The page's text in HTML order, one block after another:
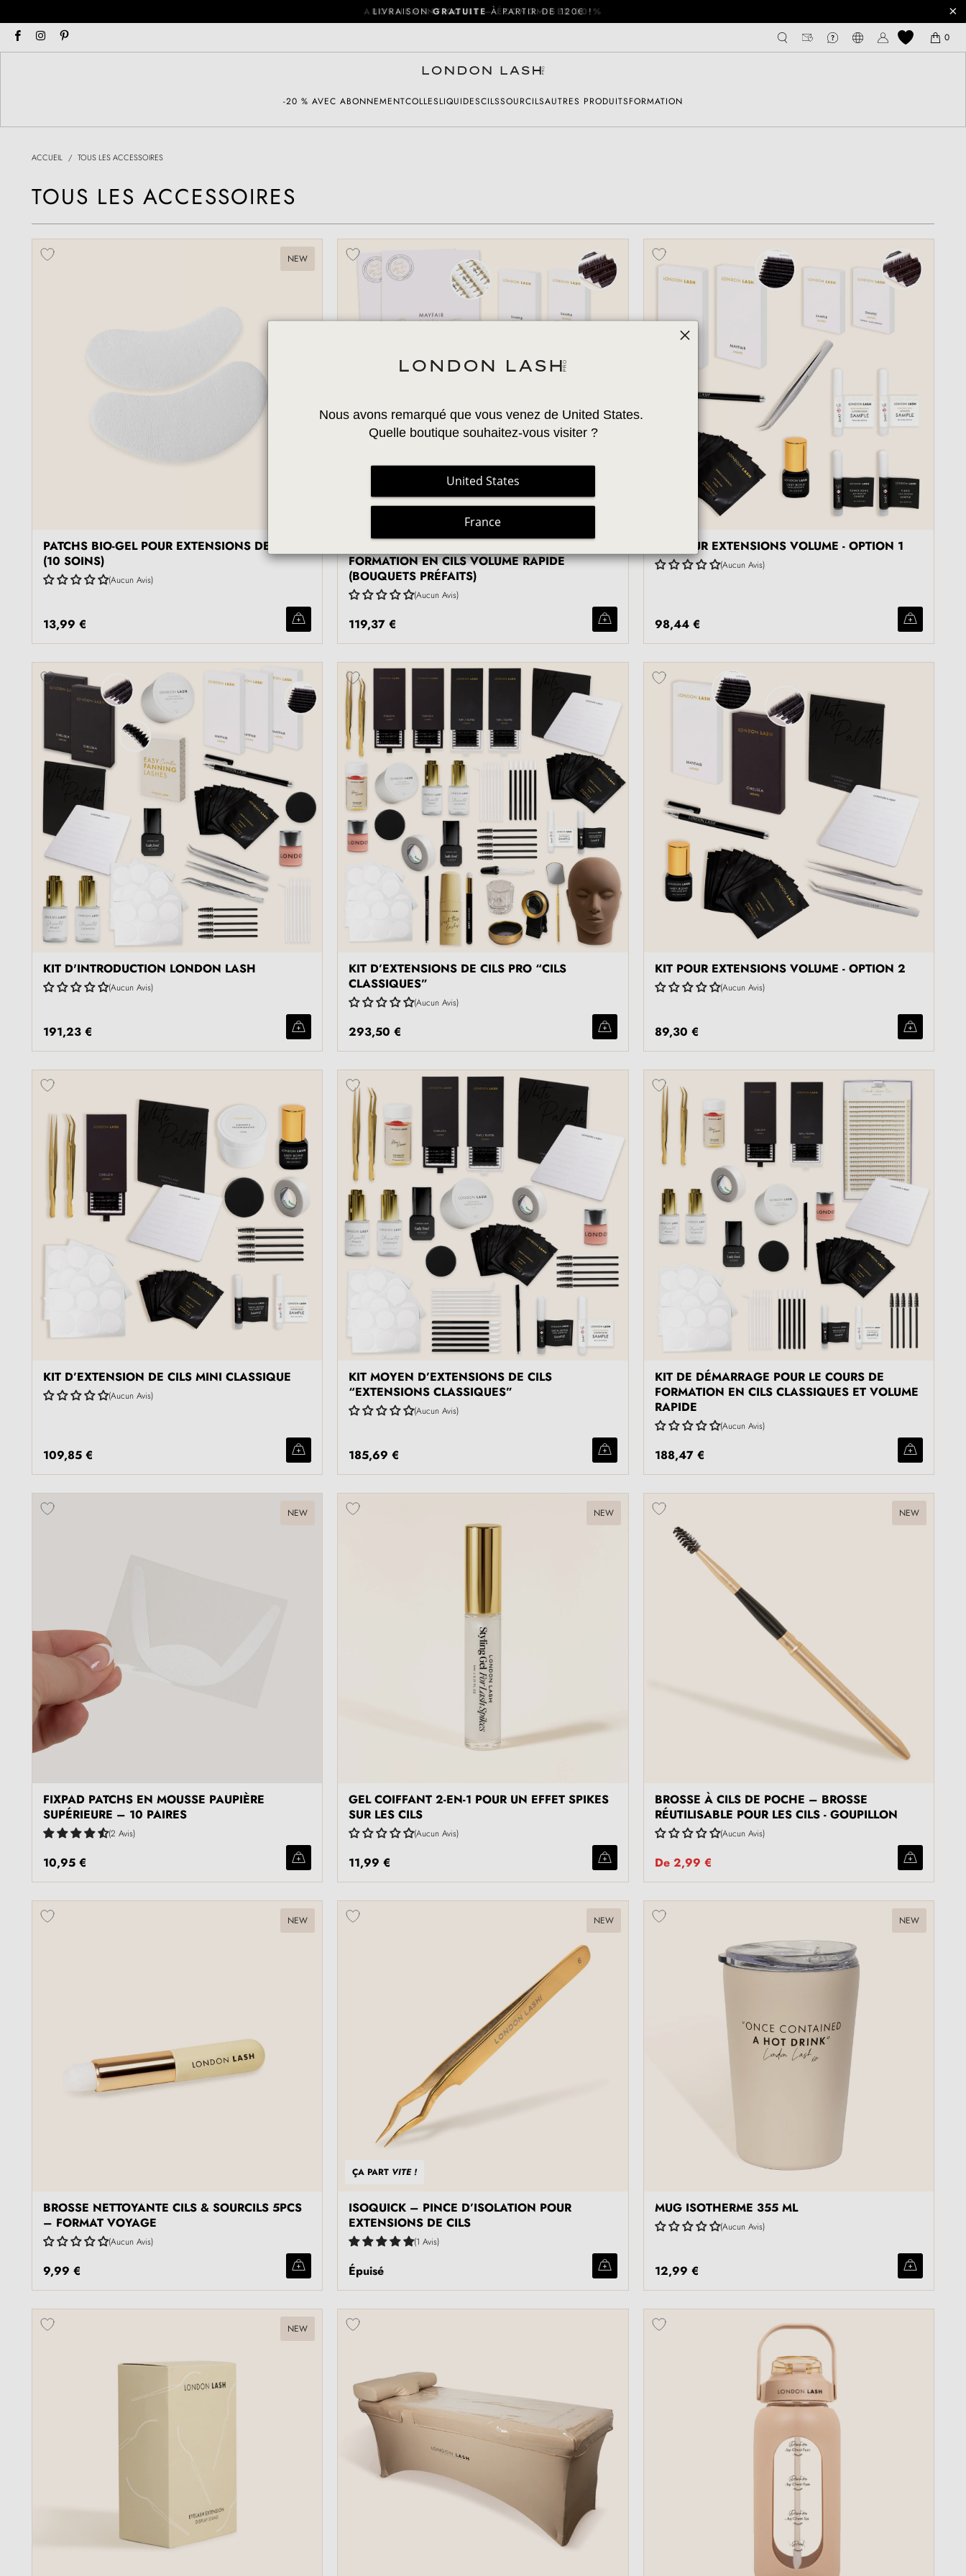
ABONNEMENT COLLE – ÉCONOMISEZ 20 %
0
-20 % AVEC ABONNEMENTCOLLESLIQUIDESCILSSOURCILSAUTRES PRODUITSFORMATION
ACCUEIL / TOUS LES ACCESSOIRES
TOUS LES ACCESSOIRES
NEW
PATCHS BIO-GEL POUR EXTENSIONS DE CILS
(10 SOINS)
Aucun Avis
13,99 €
KIT DE DÉMARRAGE POUR LE COURS DE
FORMATION EN CILS VOLUME RAPIDE
(BOUQUETS PRÉFAITS)
Aucun Avis
119,37 €
KIT POUR EXTENSIONS VOLUME - OPTION 1
Aucun Avis
98,44 €
KIT D'INTRODUCTION LONDON LASH
Aucun Avis
191,23 €
KIT D’EXTENSIONS DE CILS PRO “CILS
CLASSIQUES”
Aucun Avis
293,50 €
KIT POUR EXTENSIONS VOLUME - OPTION 2
Aucun Avis
89,30 €
KIT D’EXTENSION DE CILS MINI CLASSIQUE
Aucun Avis
109,85 €
KIT MOYEN D’EXTENSIONS DE CILS
“EXTENSIONS CLASSIQUES”
Aucun Avis
185,69 €
KIT DE DÉMARRAGE POUR LE COURS DE
FORMATION EN CILS CLASSIQUES ET VOLUME
RAPIDE
Aucun Avis
188,47 €
NEW
FIXPAD PATCHS EN MOUSSE PAUPIÈRE
SUPÉRIEURE – 10 PAIRES
2 Avis
10,95 €
NEW
GEL COIFFANT 2-EN-1 POUR UN EFFET SPIKES
SUR LES CILS
Aucun Avis
11,99 €
NEW
BROSSE À CILS DE POCHE – BROSSE
RÉUTILISABLE POUR LES CILS - GOUPILLON
Aucun Avis
De 2,99 €
NEW
BROSSE NETTOYANTE CILS & SOURCILS 5PCS
– FORMAT VOYAGE
Aucun Avis
9,99 €
ÇA PART VITE !
NEW
ISOQUICK – PINCE D’ISOLATION POUR
EXTENSIONS DE CILS
1 Avis
Épuisé
NEW
MUG ISOTHERME 355 ML
Aucun Avis
12,99 €
NEW
Nous avons remarqué que vous venez de United States.
Quelle boutique souhaitez-vous visiter ?
United States
France